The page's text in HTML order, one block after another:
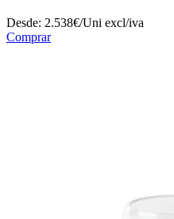
Desde: 2.538€/Uni excl/iva
Comprar